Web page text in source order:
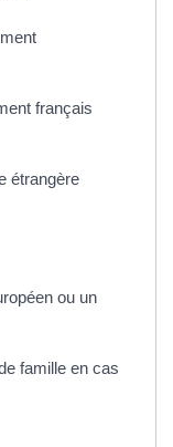
français
étrangère
ou un
famille en cas